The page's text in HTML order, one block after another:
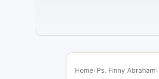
Home Ps. Finny Abraham